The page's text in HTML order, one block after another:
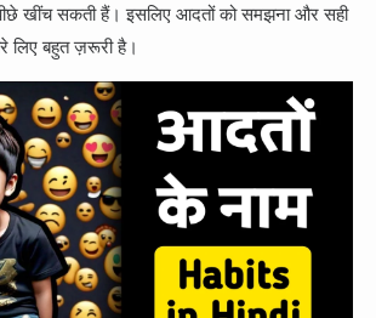
खींच सकती हैं। इसलिए आदतों को समझना और सही
लिए बहुत ज़रूरी है।